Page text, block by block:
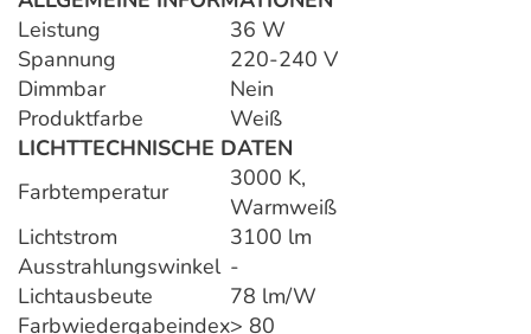
Leistung
36 W
Spannung
220-240 V
Dimmbar
Nein
Produktfarbe
Weiß
LICHTTECHNISCHE DATEN
Farbtemperatur
3000 K,
Warmweiß
Lichtstrom
3100 lm
Ausstrahlungswinkel -
Lichtausbeute
78 lm/W
Farbwiedergabeindex> 80